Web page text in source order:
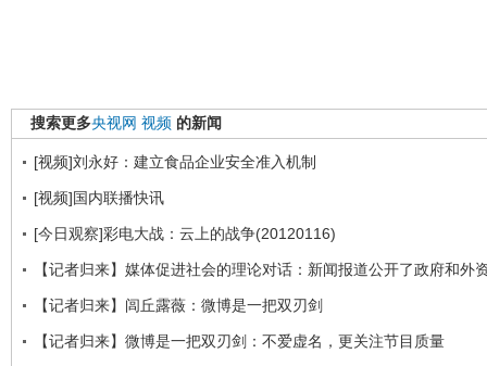
搜索更多央视网 视频 的新闻
[视频]刘永好：建立食品企业安全准入机制
[视频]国内联播快讯
[今日观察]彩电大战：云上的战争(20120116)
【记者归来】媒体促进社会的理论对话：新闻报道公开了政府和外
【记者归来】闾丘露薇：微博是一把双刃剑
【记者归来】微博是一把双刃剑：不爱虚名，更关注节目质量